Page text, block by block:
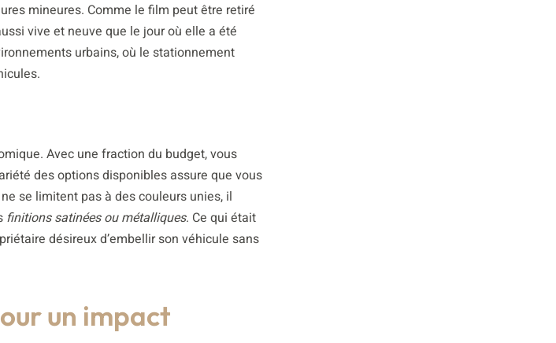
mineures. Comme le film peut être retiré
vive et neuve que le jour où elle a été
urbains, où le stationnement
Avec une fraction du budget, vous
des options disponibles assure que vous
se limitent pas à des couleurs unies, il
finitions satinées ou métalliques. Ce qui était
désireux d’embellir son véhicule sans
un impact